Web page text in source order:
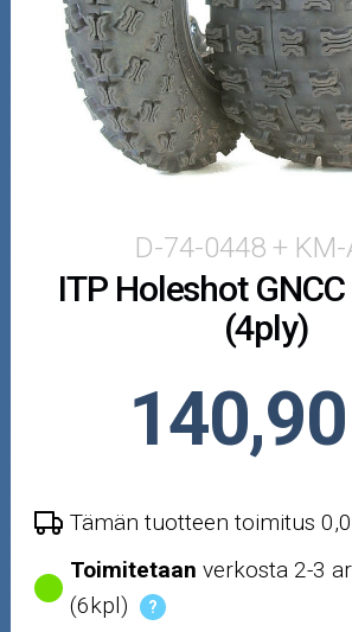
Puutarha ja metsä
Ajovarusteet
Nastarenkaat
Öljyt ja kemikaalit
Outlet-tuotteet
D-74-0448 + KM-
ITP Holeshot
(4ply)
Tämän tuotteen toimitus
Toimitetaan verkosta 2-3
(6kpl)
?